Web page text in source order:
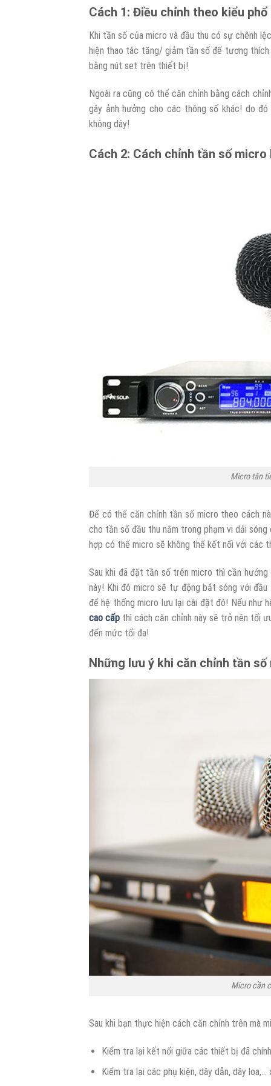
Cách 1: Điều chỉnh theo kiểu
Khi tần số của micro và đầu thu có sự chênh
hiện thao tác tăng/ giảm tần số để tương
bằng nút set trên thiết bị!
Ngoài ra cũng có thể căn chỉnh bằng cách
gây ảnh hưởng cho các thông số khác! do
không dây!
Cách 2: Cách chỉnh tần số
Micro tân
Để có thể căn chỉnh tần số micro theo cách
cho tần số đầu thu nằm trong phạm vi dải
hợp có thể micro sẽ không thể kết nối với các
Sau khi đã đặt tần số trên micro thì cần
này! Khi đó micro sẽ tự động bắt sóng với
để hệ thống micro lưu lại cài đặt đó! Nếu như
cao cấp thì cách căn chỉnh này sẽ trở nên tối
đến mức tối đa!
Những lưu ý khi căn chỉnh tần
Micro cần
Sau khi bạn thực hiện cách căn chỉnh trên mà
Kiểm tra lại kết nối giữa các thiết bị đã
Kiểm tra lại các phụ kiện, dây dẫn, dây